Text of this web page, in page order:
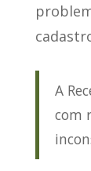
A
com